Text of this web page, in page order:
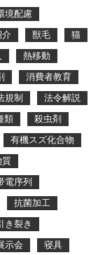
境配慮
獣毛
猫
熱移動
消費者教育
規制
法令解説
類
殺虫剤
有機スズ化合物
電序列
抗菌加工
き裂き
示会
寝具